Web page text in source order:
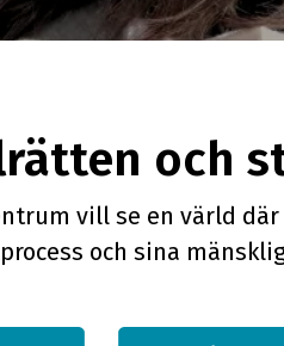
och
vill se en värld
och sina